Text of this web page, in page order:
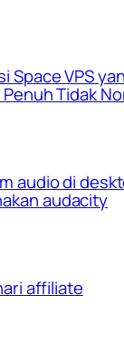
Space VPS
Tidak
audio di
audacity
affiliate